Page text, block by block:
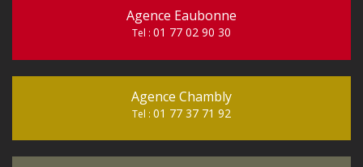
Agence Eaubonne
Tel : 01 77 02 90 30
Agence Chambly
Tel : 01 77 37 71 92